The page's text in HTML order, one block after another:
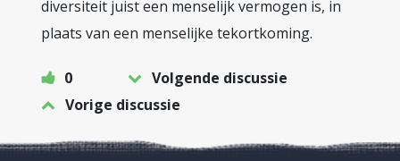
diversiteit juist een menselijk vermogen is, in
plaats van een menselijke tekortkoming.
0
Volgende discussie
Vorige discussie